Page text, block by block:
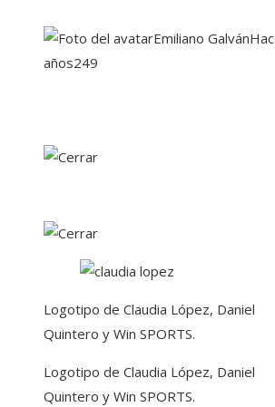
Emiliano Galván
años249
Logotipo de Claudia López, Daniel
Quintero y Win SPORTS.
Logotipo de Claudia López, Daniel
Quintero y Win SPORTS.